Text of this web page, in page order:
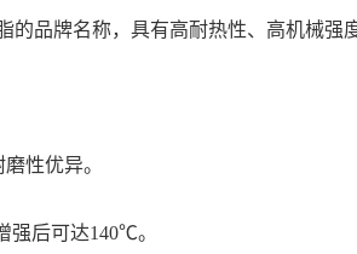
品牌名称，具有高耐热性、高机械强
性优异。
强后可达140℃。